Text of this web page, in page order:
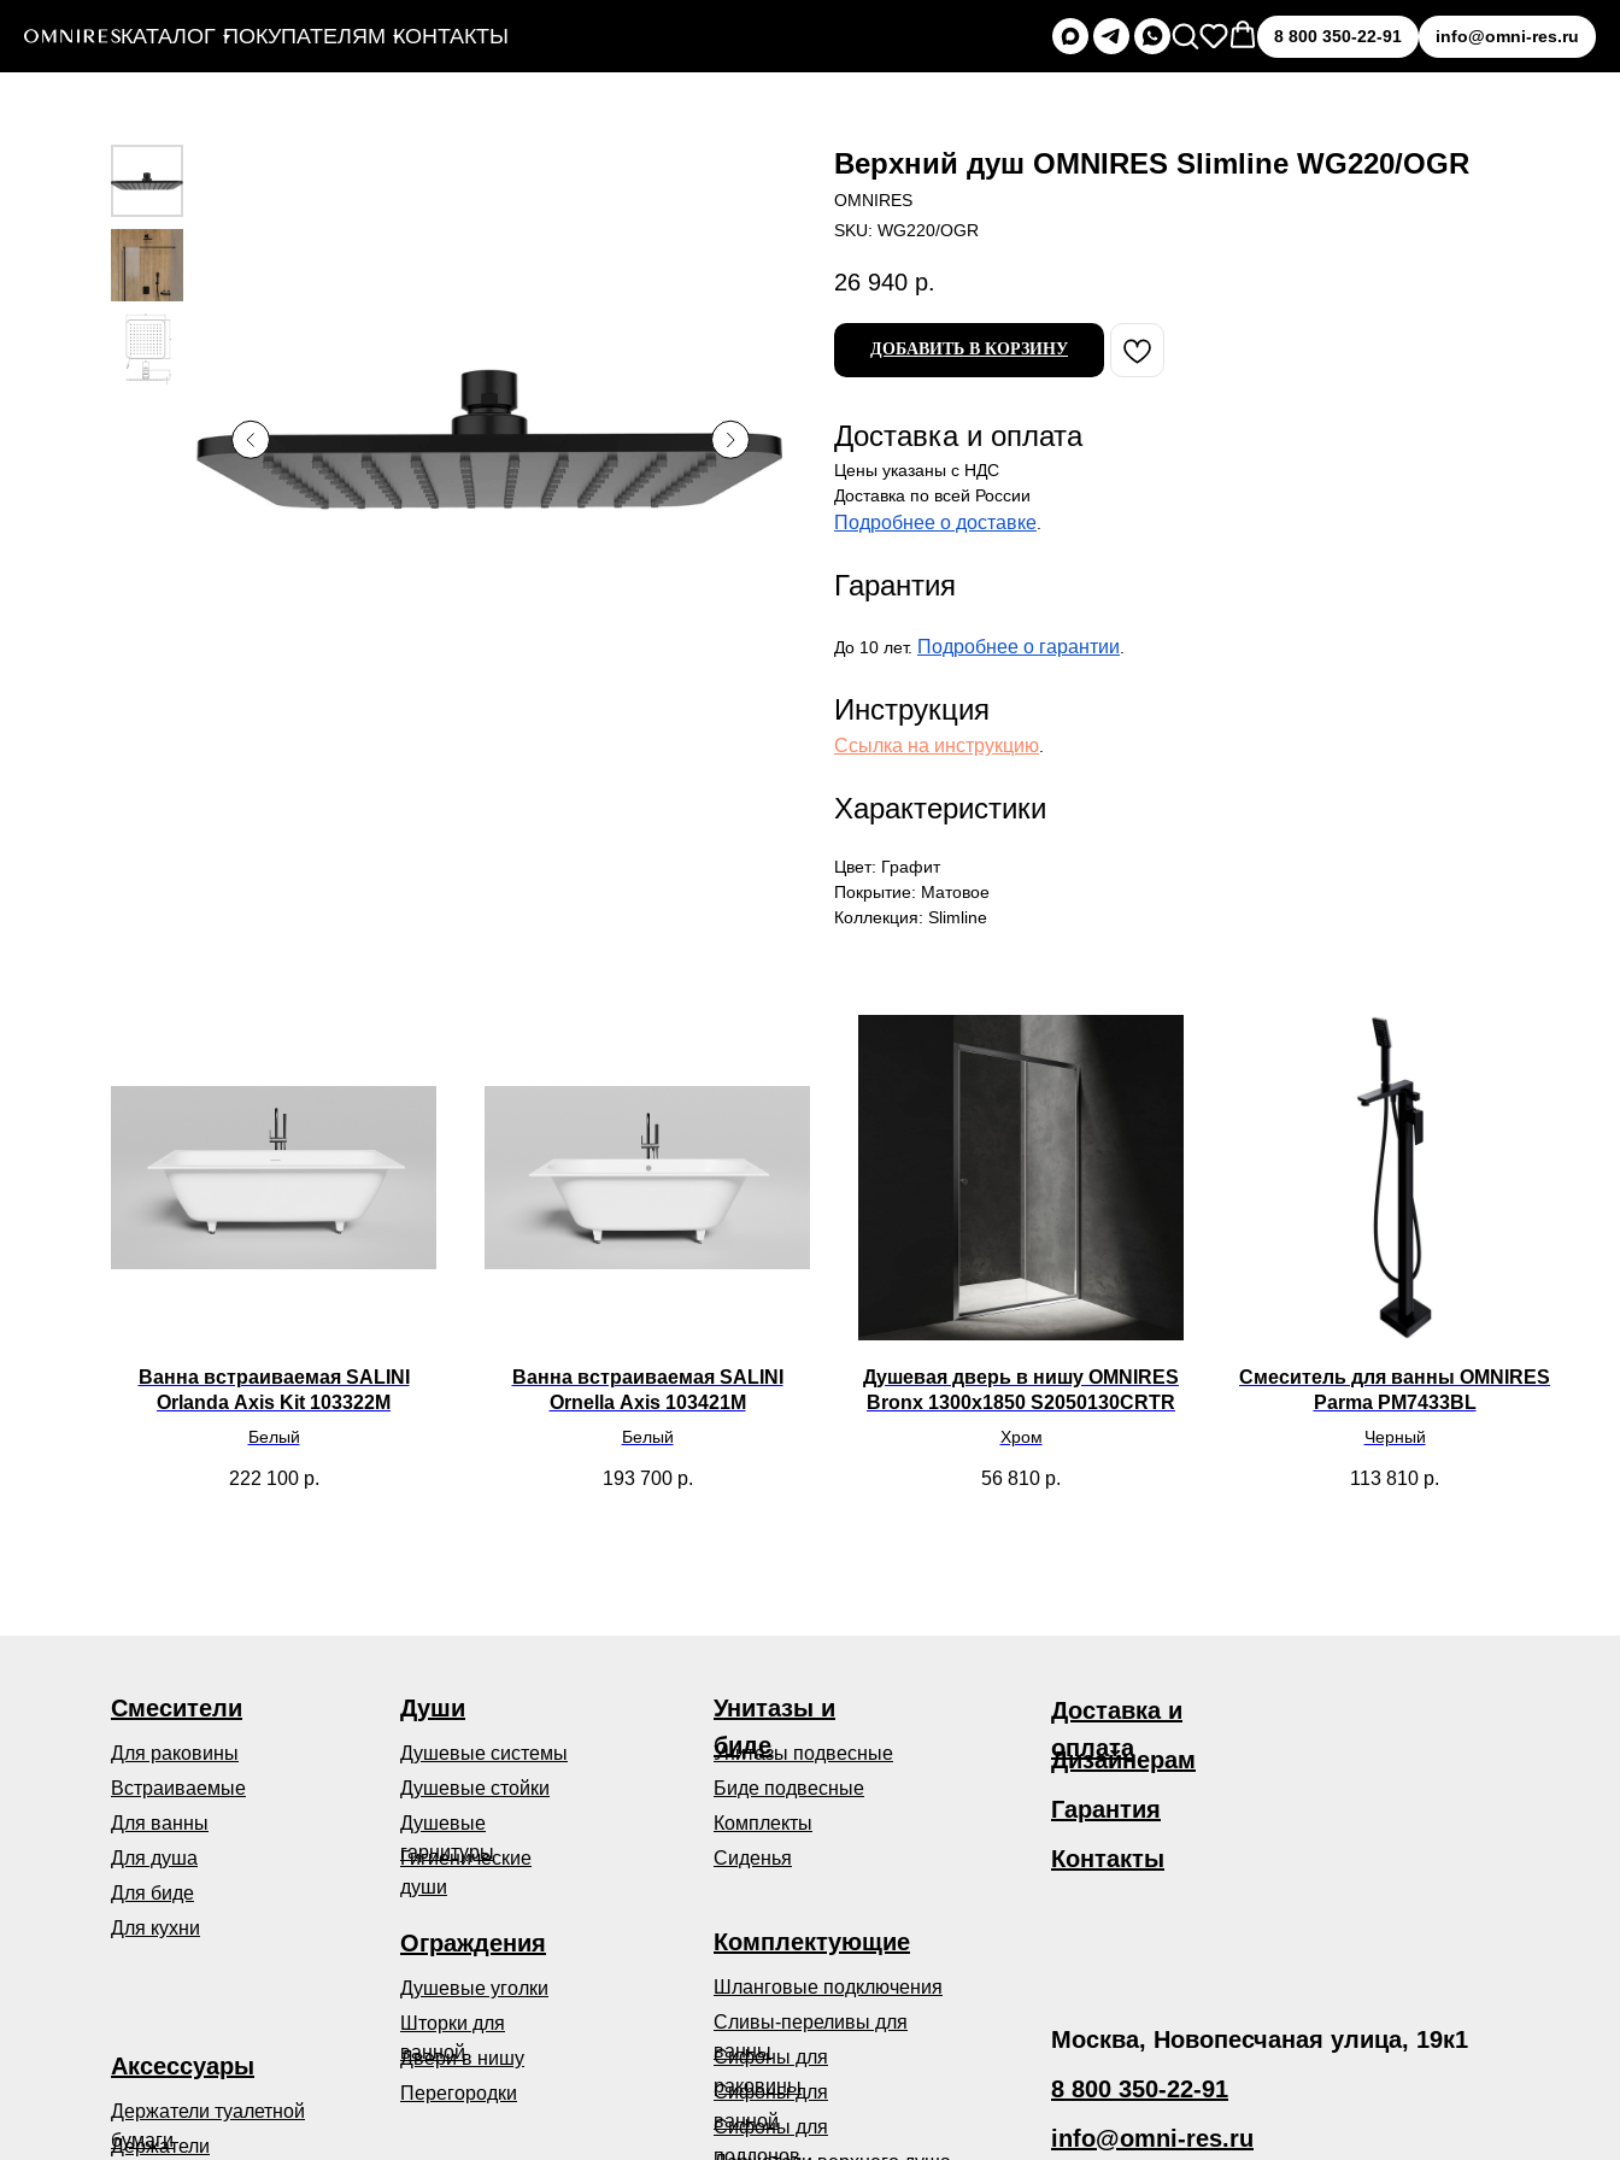
КАТАЛОГ ПОКУПАТЕЛЯМ КОНТАКТЫ 8 800 350-22-91 info@omni-res.ru
Верхний душ OMNIRES Slimline WG220/OGR
OMNIRES
SKU: WG220/OGR
26 940 р.
ДОБАВИТЬ В КОРЗИНУ
Доставка и оплата
Цены указаны с НДС
Доставка по всей России
Подробнее о доставке.
Гарантия
До 10 лет. Подробнее о гарантии.
Инструкция
Ссылка на инструкцию.
Характеристики
Цвет: Графит
Покрытие: Матовое
Коллекция: Slimline
Ванна встраиваемая SALINI
Orlanda Axis Kit 103322M
Белый
222 100 р.
Ванна встраиваемая SALINI
Ornella Axis 103421M
Белый
193 700 р.
Душевая дверь в нишу OMNIRES
Bronx 1300x1850 S2050130CRTR
Хром
56 810 р.
Смеситель для ванны OMNIRES
Parma PM7433BL
Черный
113 810 р.
Смесители Души
Душевые
гарнитуры
Душевые системы
Гигиенические
души
Держатели
Держатели туалетной
бумаги
Сифоны для
Сливы-переливы для
ванны
Сифоны для
ванной
Шланговые подключения
Сифоны для
раковины
Унитазы и
биде
Унитазы подвесные
Биде подвесные
Комплекты
Встраиваемые
Для биде
Для ванны
Для душа
Для раковины
Для кухни
Ограждения
Душевые уголки
Шторки для
ванной
Двери в нишу
Перегородки
Аксессуары
Комплектующие
Дизайнерам
Доставка и
оплата
Москва, Новопесчаная улица, 19к1
8 800 350-22-91
info@omni-res.ru
Гарантия
Контакты
Душевые стойки
Сиденья